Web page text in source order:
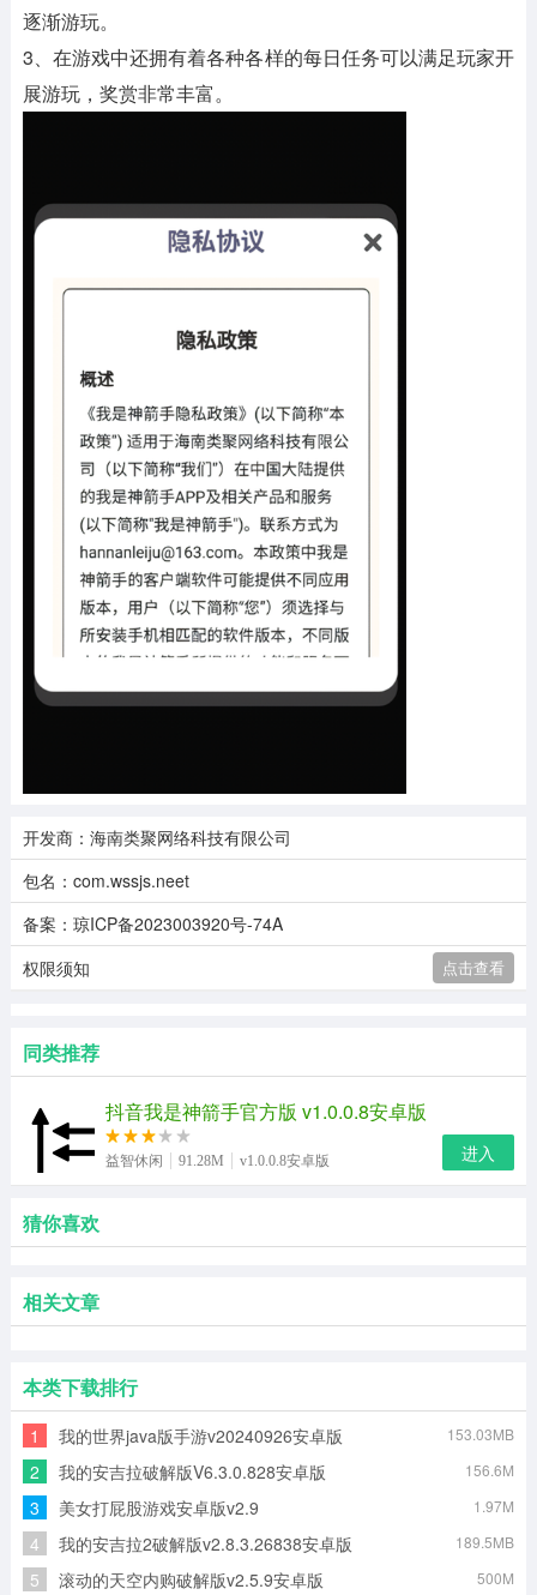
逐渐游玩。
3、在游戏中还拥有着各种各样的每日任务可以满足玩家开
展游玩，奖赏非常丰富。
开发商：海南类聚网络科技有限公司
包名：com.wssjs.neet
备案：琼ICP备2023003920号-74A
权限须知
点击查看
同类推荐
抖音我是神箭手官方版 v1.0.0.8安卓版
益智休闲 91.28M v1.0.0.8安卓版 进入
猜你喜欢
相关文章
本类下载排行
1 我的世界java版手游v20240926安卓版 153.03MB
2 我的安吉拉破解版V6.3.0.828安卓版 156.6M
3 美女打屁股游戏安卓版v2.9 1.97M
4 我的安吉拉2破解版v2.8.3.26838安卓版 189.5MB
5 滚动的天空内购破解版v2.5.9安卓版 500M